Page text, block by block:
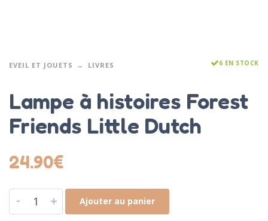
EVEIL ET JOUETS LIVRES 6 EN STOCK
Lampe à histoires Forest
Friends Little Dutch
24.90€
- + Ajouter au panier